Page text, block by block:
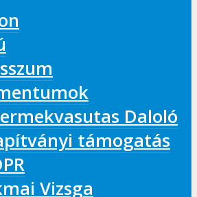
Daloló
támogatás
Vizsga